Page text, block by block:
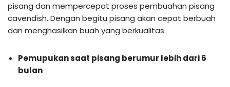
pisang dan mempercepat proses pembuahan pisang
cavendish. Dengan begitu pisang akan cepat berbuah
dan menghasilkan buah yang berkualitas.
Pemupukan saat pisang berumur lebih dari 6
bulan